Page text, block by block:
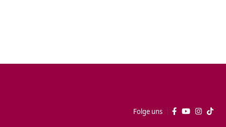
Folge uns